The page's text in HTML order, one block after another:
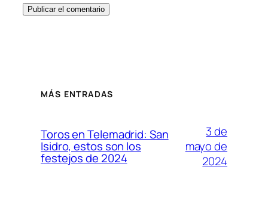
MÁS ENTRADAS
Toros en Telemadrid: San
Isidro, estos son los
festejos de 2024
3 de
mayo de
2024